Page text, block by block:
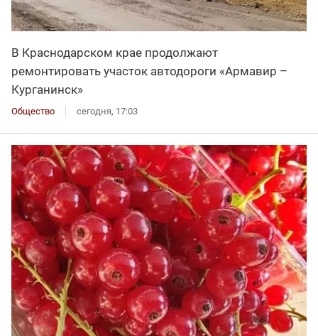
В Краснодарском крае продолжают
ремонтировать участок автодороги «Армавир –
Курганинск»
Общество сегодня, 17:03